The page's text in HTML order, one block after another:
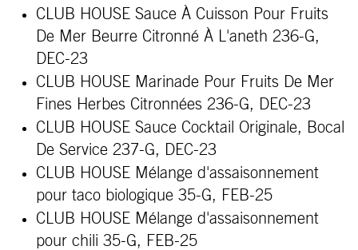
CLUB HOUSE Sauce À Cuisson Pour Fruits
De Mer Beurre Citronné À L'aneth 236-G,
DEC-23
CLUB HOUSE Marinade Pour Fruits De Mer
Fines Herbes Citronnées 236-G, DEC-23
CLUB HOUSE Sauce Cocktail Originale, Bocal
De Service 237-G, DEC-23
CLUB HOUSE Mélange d'assaisonnement
pour taco biologique 35-G, FEB-25
CLUB HOUSE Mélange d'assaisonnement
pour chili 35-G, FEB-25